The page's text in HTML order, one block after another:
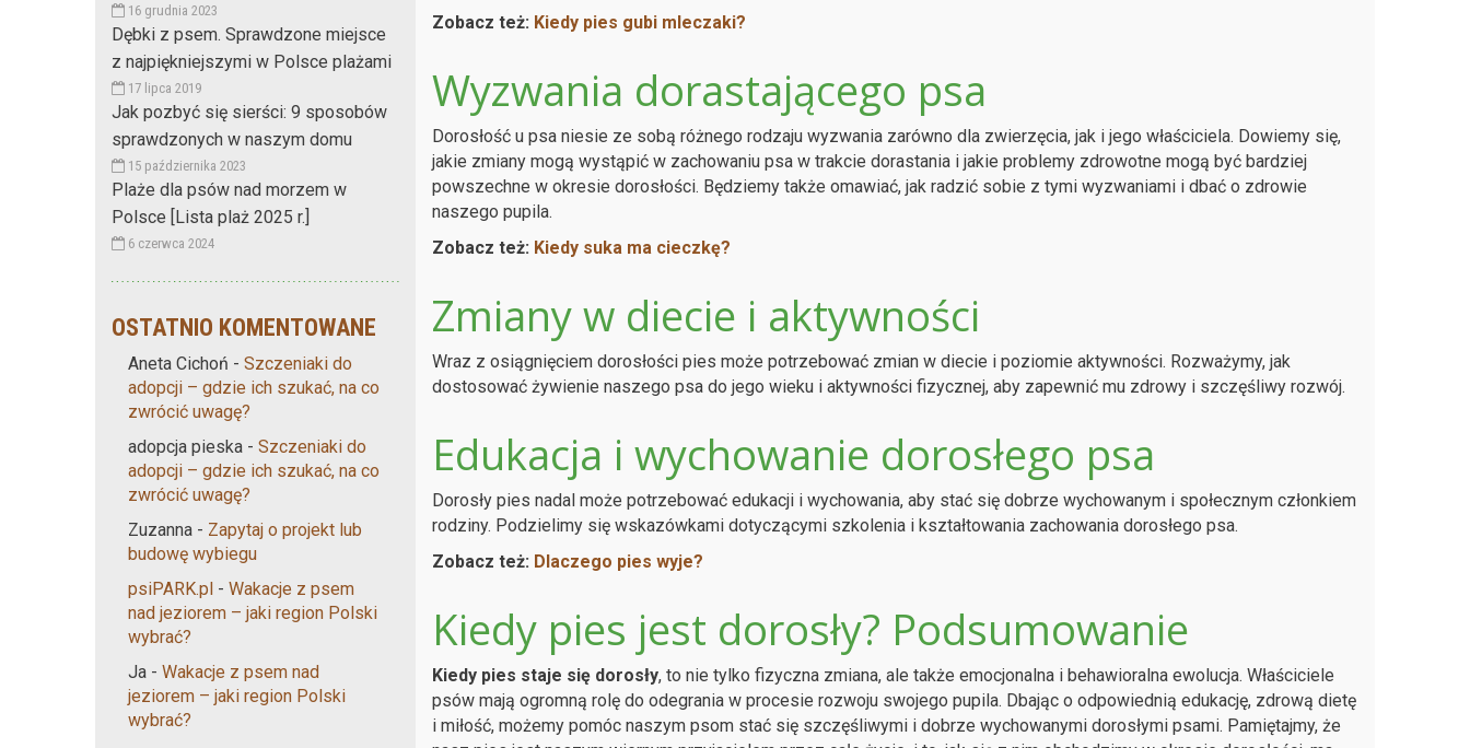
16 grudnia 2023
Dębki z psem. Sprawdzone miejsce
z najpiękniejszymi w Polsce plażami
17 lipca 2019
Jak pozbyć się sierści: 9 sposobów
sprawdzonych w naszym domu
15 października 2023
Plaże dla psów nad morzem w
Polsce [Lista plaż 2025 r.]
6 czerwca 2024
OSTATNIO KOMENTOWANE
Aneta Cichoń - Szczeniaki do
adopcji – gdzie ich szukać, na co
zwrócić uwagę?
adopcja pieska - Szczeniaki do
adopcji – gdzie ich szukać, na co
zwrócić uwagę?
Zuzanna - Zapytaj o projekt lub
budowę wybiegu
psiPARK.pl - Wakacje z psem
nad jeziorem – jaki region Polski
wybrać?
Ja - Wakacje z psem nad
jeziorem – jaki region Polski
wybrać?
Zobacz też: Kiedy pies gubi mleczaki?
Wyzwania dorastającego psa
Dorosłość u psa niesie ze sobą różnego rodzaju wyzwania zarówno dla zwierzęcia, jak i jego właściciela. Dowiemy się,
jakie zmiany mogą wystąpić w zachowaniu psa w trakcie dorastania i jakie problemy zdrowotne mogą być bardziej
powszechne w okresie dorosłości. Będziemy także omawiać, jak radzić sobie z tymi wyzwaniami i dbać o zdrowie
naszego pupila.
Zobacz też: Kiedy suka ma cieczkę?
Zmiany w diecie i aktywności
Wraz z osiągnięciem dorosłości pies może potrzebować zmian w diecie i poziomie aktywności. Rozważymy, jak
dostosować żywienie naszego psa do jego wieku i aktywności fizycznej, aby zapewnić mu zdrowy i szczęśliwy rozwój.
Edukacja i wychowanie dorosłego psa
Dorosły pies nadal może potrzebować edukacji i wychowania, aby stać się dobrze wychowanym i społecznym członkiem
rodziny. Podzielimy się wskazówkami dotyczącymi szkolenia i kształtowania zachowania dorosłego psa.
Zobacz też: Dlaczego pies wyje?
Kiedy pies jest dorosły? Podsumowanie
Kiedy pies staje się dorosły, to nie tylko fizyczna zmiana, ale także emocjonalna i behawioralna ewolucja. Właściciele
psów mają ogromną rolę do odegrania w procesie rozwoju swojego pupila. Dbając o odpowiednią edukację, zdrową dietę
i miłość, możemy pomóc naszym psom stać się szczęśliwymi i dobrze wychowanymi dorosłymi psami. Pamiętajmy, że